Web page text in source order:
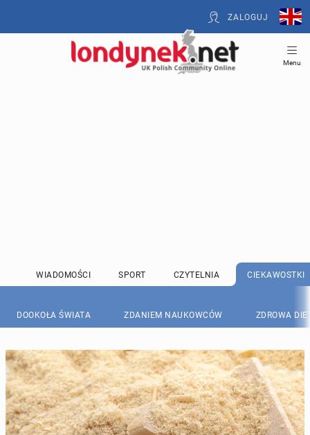
ZALOGUJ
Menu
WIADOMOŚCI SPORT CZYTELNIA CIEKAWOSTKI
DOOKOŁA ŚWIATA ZDANIEM NAUKOWCÓW ZDROWA